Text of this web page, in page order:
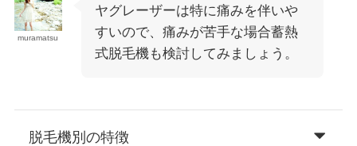
muramatsu
ヤグレーザーは特に痛みを伴いや
すいので、痛みが苦手な場合蓄熱
式脱毛機も検討してみましょう。
脱毛機別の特徴